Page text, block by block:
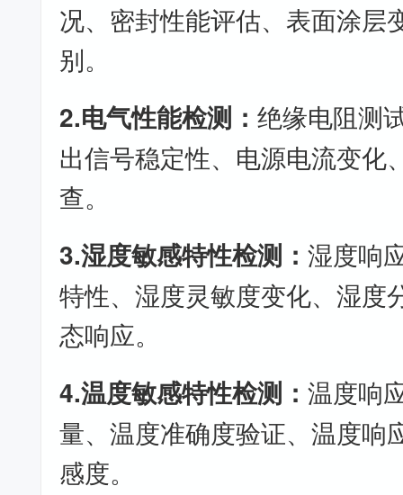
况、密封性能评估、表面涂层
别。
2.电气性能检测：绝缘电阻测
出信号稳定性、电源电流变化
查。
3.湿度敏感特性检测：湿度响
特性、湿度灵敏度变化、湿度
态响应。
4.温度敏感特性检测：温度响
量、温度准确度验证、温度响
感度。